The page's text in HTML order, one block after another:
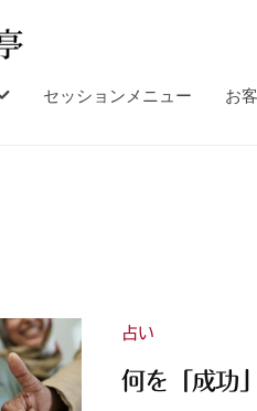
セッションメニュー お
占い
何を「成功